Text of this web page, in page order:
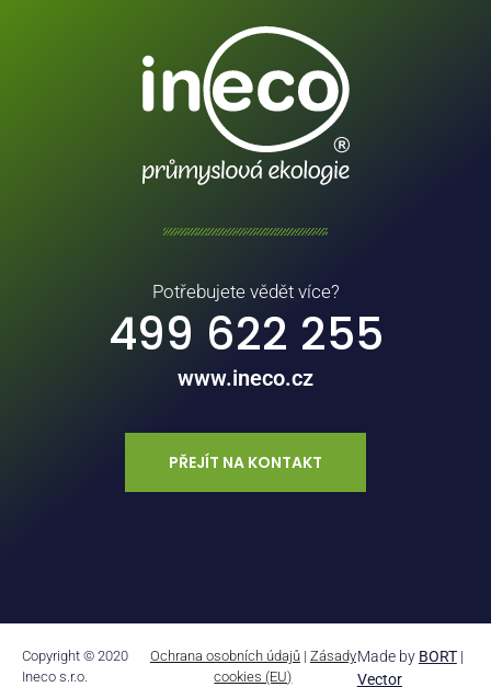
Potřebujete vědět více?
499 622 255
www.ineco.cz
PŘEJÍT NA KONTAKT
Copyright © 2020
Ineco s.r.o.
Ochrana osobních údajů| Zásady
cookies (EU)
Made by BORT|
Vector